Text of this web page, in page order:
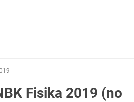
Fisika 2019 (no